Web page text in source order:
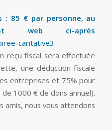
: 85 € par personne, au
web ci-après
caritative3
reçu fiscal sera effectuée
une déduction fiscale
entreprises et 75% pour
1000 € de dons annuel).
amis, nous vous attendons